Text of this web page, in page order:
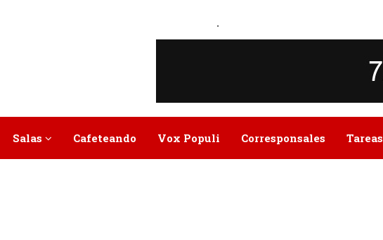
.
Salas Cafeteando Vox Populi Corresponsales Tareas